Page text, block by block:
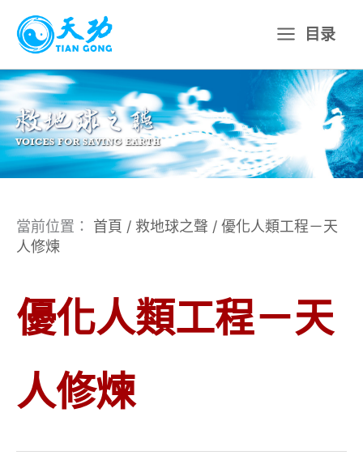
主
要
內
容
目录
當前位置： 首頁 / 救地球之聲 / 優化人類工程－天
人修煉
優化人類工程－天
人修煉